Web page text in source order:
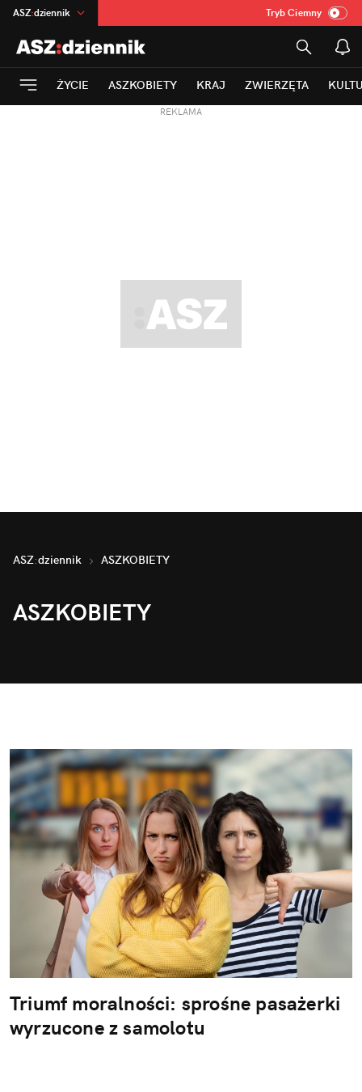
ASZ:dziennik
na:Temat
INN:Poland
mama
Tryb Ciemny
ŻYCIE ASZKOBIETY KRAJ ZWIERZĘTA
REKLAMA
ASZ:dziennik ASZKOBIETY
ASZKOBIETY
Triumf moralności: sprośne pasażerki
wyrzucone z samolotu